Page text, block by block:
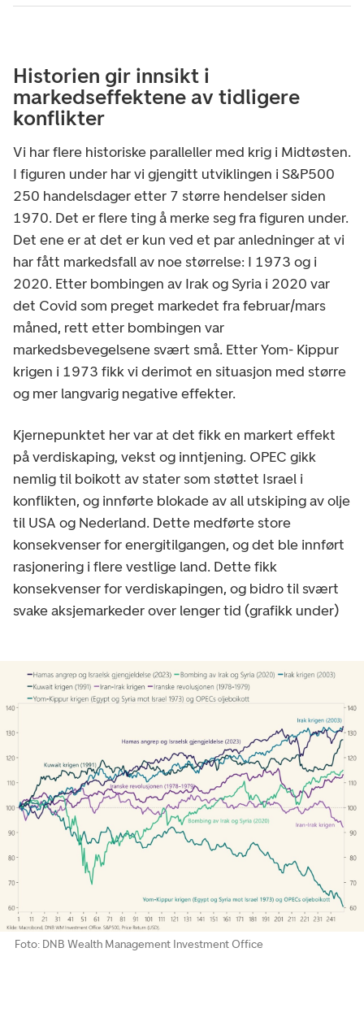
Historien gir innsikt i
markedseffektene av tidligere
konflikter
Vi har flere historiske paralleller med krig i Midtøsten.
I figuren under har vi gjengitt utviklingen i S&P500
250 handelsdager etter 7 større hendelser siden
1970. Det er flere ting å merke seg fra figuren under.
Det ene er at det er kun ved et par anledninger at vi
har fått markedsfall av noe størrelse: I 1973 og i
2020. Etter bombingen av Irak og Syria i 2020 var
det Covid som preget markedet fra februar/mars
måned, rett etter bombingen var
markedsbevegelsene svært små. Etter Yom- Kippur
krigen i 1973 fikk vi derimot en situasjon med større
og mer langvarig negative effekter.
Kjernepunktet her var at det fikk en markert effekt
på verdiskaping, vekst og inntjening. OPEC gikk
nemlig til boikott av stater som støttet Israel i
konflikten, og innførte blokade av all utskiping av olje
til USA og Nederland. Dette medførte store
konsekvenser for energitilgangen, og det ble innført
rasjonering i flere vestlige land. Dette fikk
konsekvenser for verdiskapingen, og bidro til svært
svake aksjemarkeder over lenger tid (grafikk under)
Foto: DNB Wealth Management Investment Office